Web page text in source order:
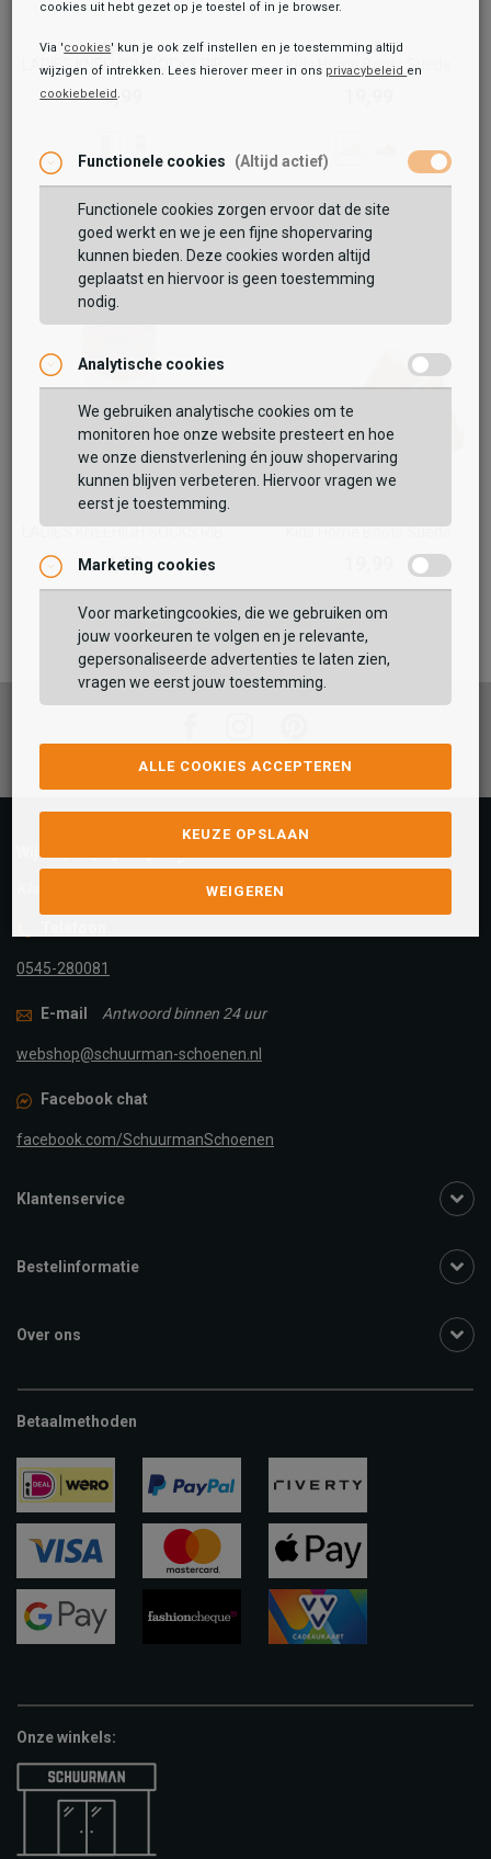
Apollo
LADIES KNEEHIGH SOCKS RIB
8,99
Apollo
Kids Home Boots Suede
Apollo
LADIES KNEEHIGH SOCKS RIB
8,99
Kids Home Boots Suede
Wij helpen je graag!
0545-280081
E-mail Antwoord binnen 24 uur
webshop@schuurman-schoenen.nl
Facebook chat
facebook.com/SchuurmanSchoenen
Klantenservice
Bestelinformatie
Over ons
Betaalmethoden
ideal paypal riverty
visa
apple-
pay
Onze winkels:
cookies uit hebt gezet op je toestel of in je browser.
Via 'cookies' kun je ook zelf instellen en je toestemming altijd
wijzigen of intrekken. Lees hierover meer in ons privacybeleid en
cookiebeleid .
Functionele cookies (Altijd actief)
Functionele cookies zorgen ervoor dat de site
goed werkt en we je een fijne shopervaring
kunnen bieden. Deze cookies worden altijd
geplaatst en hiervoor is geen toestemming
nodig.
Analytische cookies
We gebruiken analytische cookies om te
monitoren hoe onze website presteert en hoe
we onze dienstverlening én jouw shopervaring
kunnen blijven verbeteren. Hiervoor vragen we
eerst je toestemming.
Marketing cookies
Voor marketingcookies, die we gebruiken om
jouw voorkeuren te volgen en je relevante,
gepersonaliseerde advertenties te laten zien,
vragen we eerst jouw toestemming.
ALLE COOKIES ACCEPTEREN
KEUZE OPSLAAN
WEIGEREN